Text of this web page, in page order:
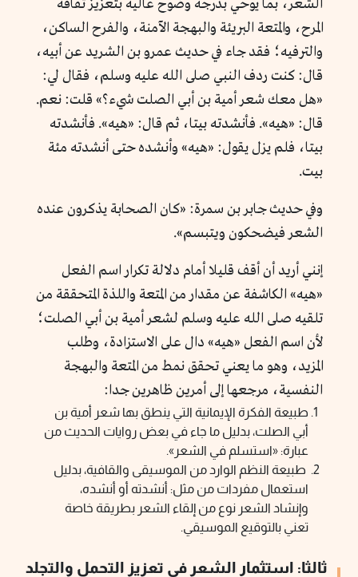
الشعر، بما يوحي بدرجة وضوح عالية بتعزيز ثقافة
المرح، والمتعة البريئة والبهجة الآمنة، والفرح الساكن،
والترفيه؛ فقد جاء في حديث عمرو بن الشريد عن أبيه،
قال: كنت ردف النبي صلى الله عليه وسلم، فقال لي:
«هل معك شعر أمية بن أبي الصلت شيء؟» قلت: نعم.
قال: «هيه». فأنشدته بيتا، ثم قال: «هيه». فأنشدته
بيتا، فلم يزل يقول: «هيه» وأنشده حتى أنشدته مئة
بيت.
وفي حديث جابر بن سمرة: «كان الصحابة يذكرون عنده
الشعر فيضحكون ويتبسم».
إنني أريد أن أقف قليلا أمام دلالة تكرار اسم الفعل
«هيه» الكاشفة عن مقدار من المتعة واللذة المتحققة من
تلقيه صلى الله عليه وسلم لشعر أمية بن أبي الصلت؛
لأن اسم الفعل «هيه» دال على الاستزادة، وطلب
المزيد، وهو ما يعني تحقق نمط من المتعة والبهجة
النفسية، مرجعها إلى أمرين ظاهرين جدا:
طبيعة الفكرة الإيمانية التي ينطق بها شعر أمية بن
أبي الصلت، بدليل ما جاء في بعض روايات الحديث من
عبارة: «استسلم في الشعر».
طبيعة النظم الوارد من الموسيقى والقافية، بدليل
استعمال مفردات من مثل: أنشدته أو أنشده،
وإنشاد الشعر نوع من إلقاء الشعر بطريقة خاصة
تعني بالتوقيع الموسيقي.
ثالثا: استثمار الشعر في تعزيز التحمل والتجلد